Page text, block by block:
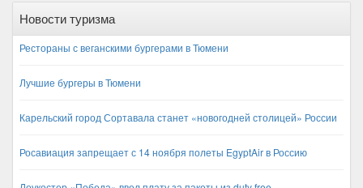
Черногория
Чехия
Ноябрь
Новости туризма
Рестораны с веганскими бургерами в Тюмени
Лучшие бургеры в Тюмени
Карельский город Сортавала станет «новогодней столицей» России
Росавиация запрещает с 14 ноября полеты EgyptAir в Россию